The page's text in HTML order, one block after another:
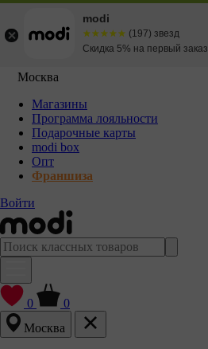
Москва
Магазины
Программа лояльности
Подарочные карты
modi box
Опт
Франшиза
Войти
0
0
Москва
modi
☆☆☆☆☆
★★★★★ (197) звезд
Скидка 5% на первый заказ